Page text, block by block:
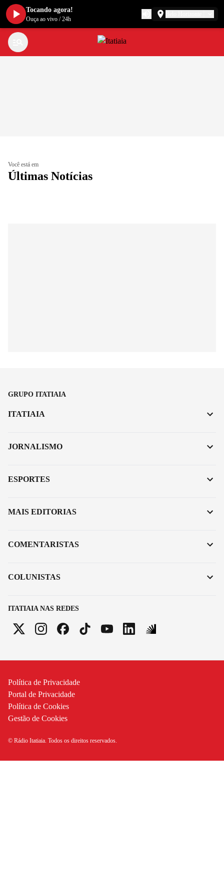
Você está em
Últimas Notícias
GRUPO ITATIAIA
ITATIAIA NAS REDES
ITATIAIA
JORNALISMO
ESPORTES
MAIS EDITORIAS
COMENTARISTAS
COLUNISTAS
Política de Privacidade
Portal de Privacidade
Política de Cookies
Gestão de Cookies
© Rádio Itatiaia. Todos os direitos reservados.
Tocando agora!
Ouça ao vivo /24h